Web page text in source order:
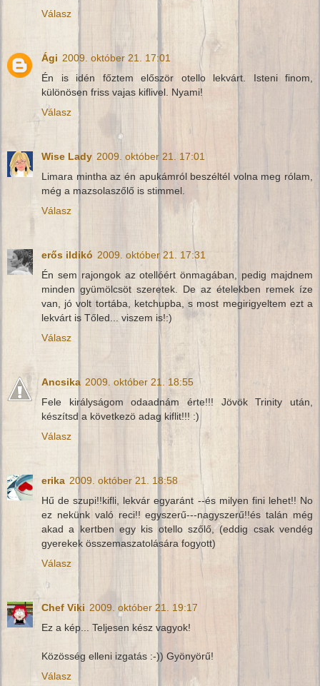
Válasz
Ági 2009. október 21. 17:01
Én is idén főztem először otello lekvárt. Isteni finom,
különösen friss vajas kiflivel. Nyami!
Válasz
Wise Lady 2009. október 21. 17:01
Limara mintha az én apukámról beszéltél volna meg rólam,
még a mazsolaszőlő is stimmel.
Válasz
erős ildikó 2009. október 21. 17:31
Én sem rajongok az otellóért önmagában, pedig majdnem
minden gyümölcsöt szeretek. De az ételekben remek íze
van, jó volt tortába, ketchupba, s most megirigyeltem ezt a
lekvárt is Tőled... viszem is!:)
Válasz
Ancsika 2009. október 21. 18:55
Fele királyságom odaadnám érte!!! Jövök Trinity után,
készítsd a következö adag kiflit!!! :)
Válasz
erika 2009. október 21. 18:58
Hű de szupi!!kifli, lekvár egyaránt --és milyen fini lehet!! No
ez nekünk való reci!! egyszerű---nagyszerű!!és talán még
akad a kertben egy kis otello szőlő, (eddig csak vendég
gyerekek összemaszatolására fogyott)
Válasz
Chef Viki 2009. október 21. 19:17
Ez a kép... Teljesen kész vagyok!
Közösség elleni izgatás :-)) Gyönyörű!
Válasz